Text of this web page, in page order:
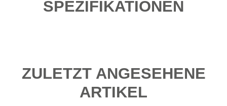
SPEZIFIKATIONEN
ZULETZT ANGESEHENE
ARTIKEL